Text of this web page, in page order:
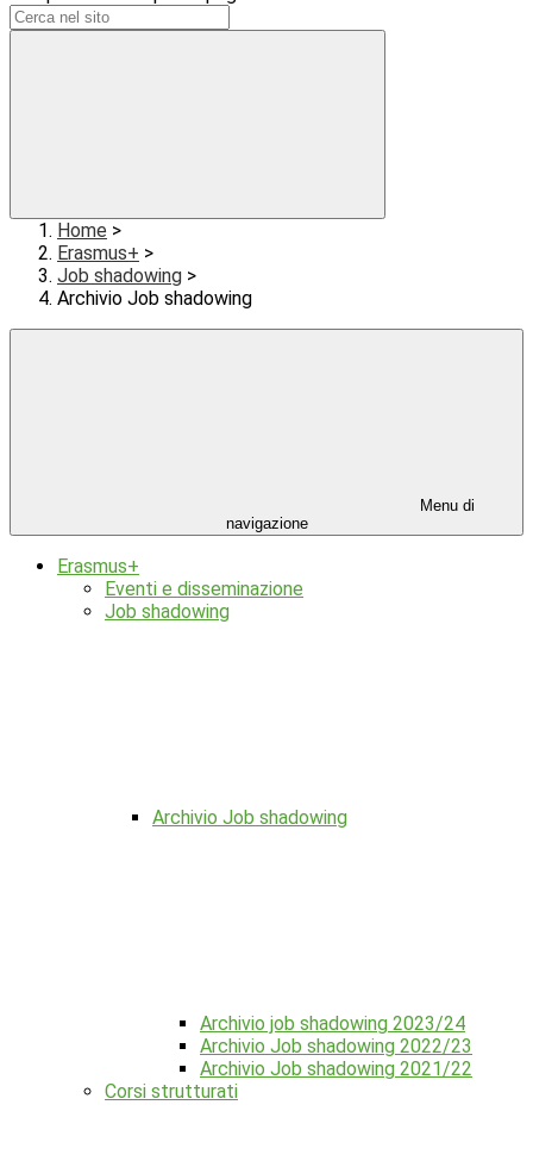
Home >
Erasmus+ >
Job shadowing >
Archivio Job shadowing
Menu di
navigazione
Erasmus+
Eventi e disseminazione
Job shadowing
Archivio Job shadowing
Archivio job shadowing 2023/24
Archivio Job shadowing 2022/23
Archivio Job shadowing 2021/22
Corsi strutturati